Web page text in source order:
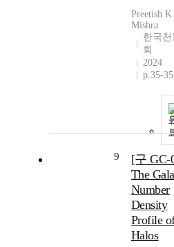
Preetish K.
Mishra
한국
회
2024
p.35-35
9
[구 GC-
The
Number
Density
Profile
Halos